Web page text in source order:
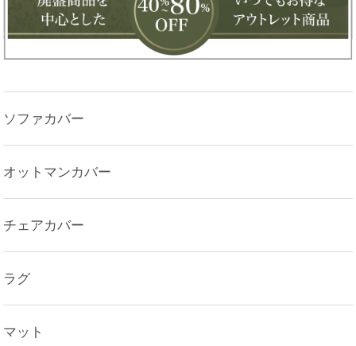
ソファカバー
オットマンカバー
チェアカバー
ラグ
マット